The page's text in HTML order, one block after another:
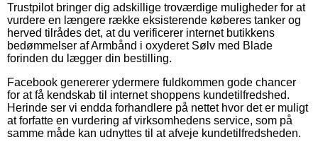
Trustpilot bringer dig adskillige troværdige muligheder for at
vurdere en længere række eksisterende køberes tanker og
herved tilrådes det, at du verificerer internet butikkens
bedømmelser af Armbånd i oxyderet Sølv med Blade
forinden du lægger din bestilling.
Facebook genererer ydermere fuldkommen gode chancer
for at få kendskab til internet shoppens kundetilfredshed.
Herinde ser vi endda forhandlere på nettet hvor det er muligt
at forfatte en vurdering af virksomhedens service, som på
samme måde kan udnyttes til at afveje kundetilfredsheden.